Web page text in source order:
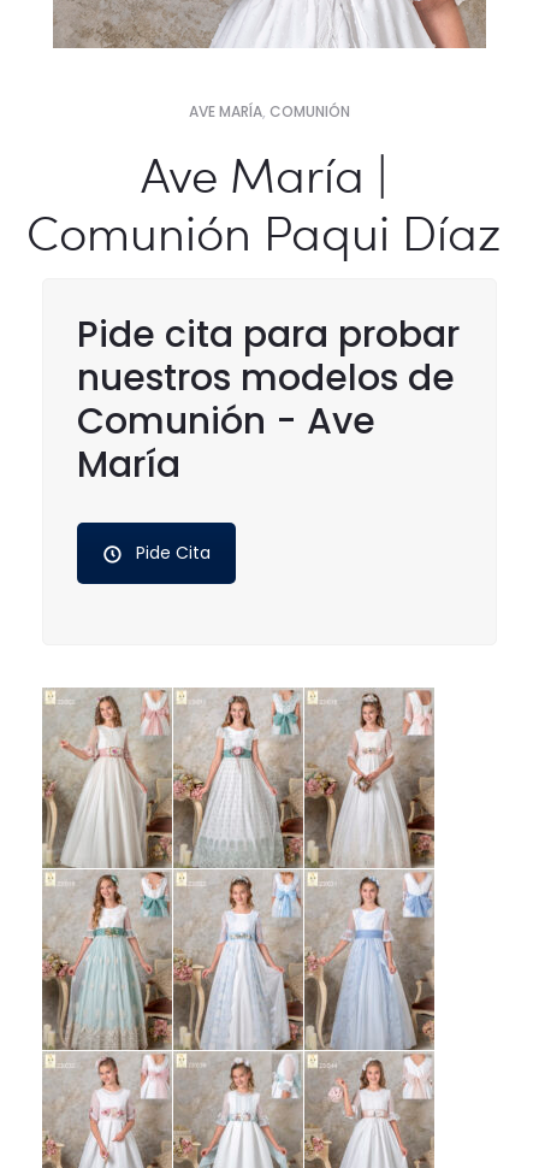
AVE MARÍA, COMUNIÓN
Ave María |
Comunión Paqui Díaz
Pide cita para probar
nuestros modelos de
Comunión - Ave
María
Pide Cita